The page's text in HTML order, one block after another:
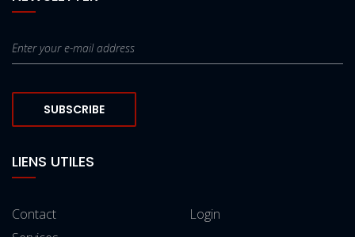
SUBSCRIBE
LIENS UTILES
Contact
Login